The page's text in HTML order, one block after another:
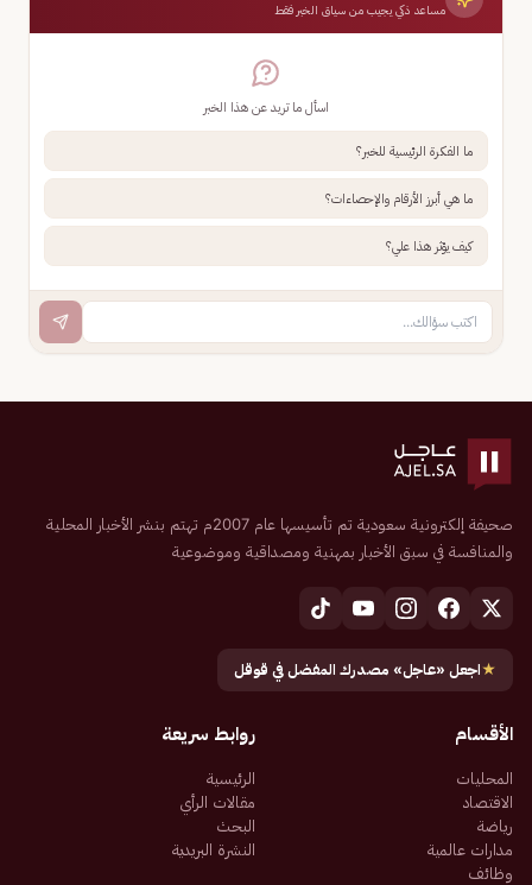
مساعد ذكي يجيب من سياق الخبر فقط
اسأل ما تريد عن هذا الخبر
ما الفكرة الرئيسية للخبر؟
ما هي أبرز الأرقام والإحصاءات؟
كيف يؤثر هذا علي؟
صحيفة إلكترونية سعودية تم تأسيسها عام 2007م تهتم بنشر الأخبار المحلية
والمنافسة في سبق الأخبار بمهنية ومصداقية وموضوعية
★اجعل «عاجل» مصدرك المفضل في قوقل
الأقسام
المحليات
الاقتصاد
رياضة
مدارات عالمية
وظائف
روابط سريعة
الرئيسية
مقالات الرأي
البحث
النشرة البريدية